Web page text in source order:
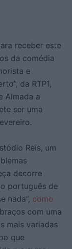
receber este
da comédia
e
da RTP1,
Almada a
ser uma
Reis, um
decorre
português de
nada”, como
com uma
mais variadas
que